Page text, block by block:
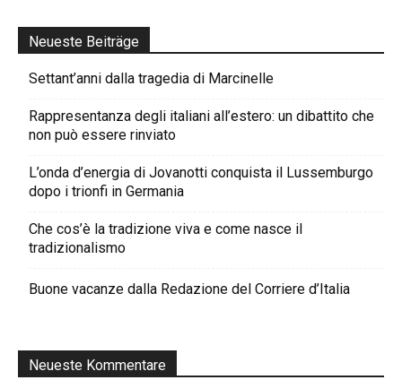
Neueste Beiträge
Settant’anni dalla tragedia di Marcinelle
Rappresentanza degli italiani all’estero: un dibattito che
non può essere rinviato
L’onda d’energia di Jovanotti conquista il Lussemburgo
dopo i trionfi in Germania
Che cos’è la tradizione viva e come nasce il
tradizionalismo
Buone vacanze dalla Redazione del Corriere d’Italia
Neueste Kommentare